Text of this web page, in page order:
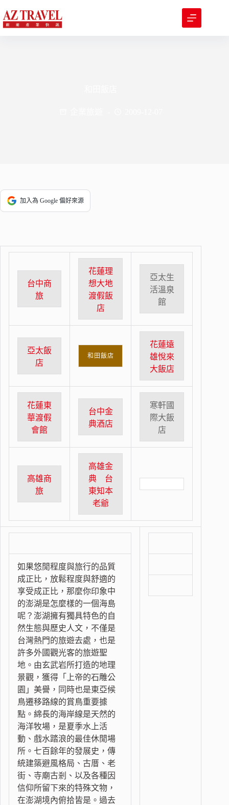
至
主
加入為 Google 偏好來源
台中商
旅
花蓮理
想大地
渡假飯
店
亞太生
活溫泉
館
亞太飯
店
和田飯店
花蓮遠
雄悅來
大飯店
花蓮東
華渡假
會館
台中金
典酒店
寒軒國
際大飯
店
高雄商
旅
高雄金
典 台
東知本
老爺
如果悠閒程度與旅行的品質
成正比，放鬆程度與舒適的
享受成正比，那麼你印象中
的澎湖是怎麼樣的一個海島
呢？澎湖擁有獨具特色的自
然生態與歷史人文，不僅是
台灣熱門的旅遊去處，也是
許多外國觀光客的旅遊聖
地。由玄武岩所打造的地理
景觀，獲得「上帝的石雕公
園」美譽，同時也是東亞候
鳥遷移路線的賞鳥重要據
點。綿長的海岸線是天然的
海洋牧場，是夏季水上活
動、戲水踏浪的最佳休閒場
所。七百餘年的發展史，傳
統建築避風格局、古厝、老
街、寺廟古剎、以及各種因
信仰所留下來的特殊文物，
在澎湖境內俯拾皆是。過去